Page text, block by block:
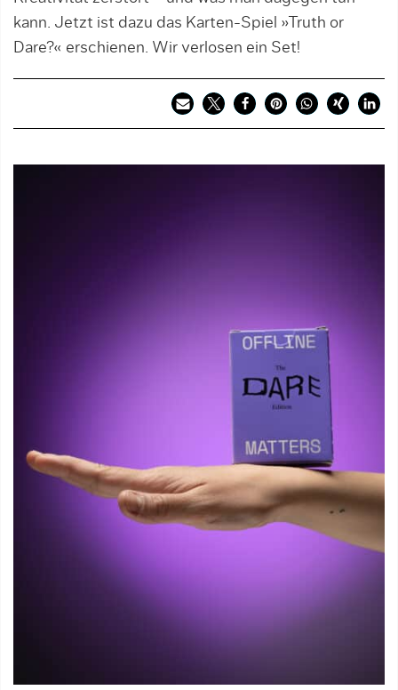
kann. Jetzt ist dazu das Karten-Spiel »Truth or
Dare?« erschienen. Wir verlosen ein Set!